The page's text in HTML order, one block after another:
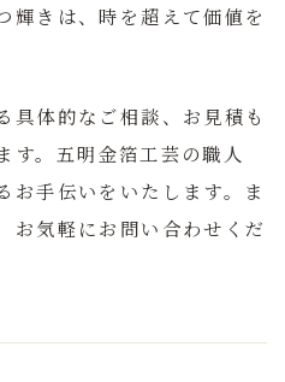
輝きは、時を超えて価値を
具体的なご相談、お見積も
す。五明金箔工芸の職人
お手伝いをいたします。ま
お気軽にお問い合わせくだ